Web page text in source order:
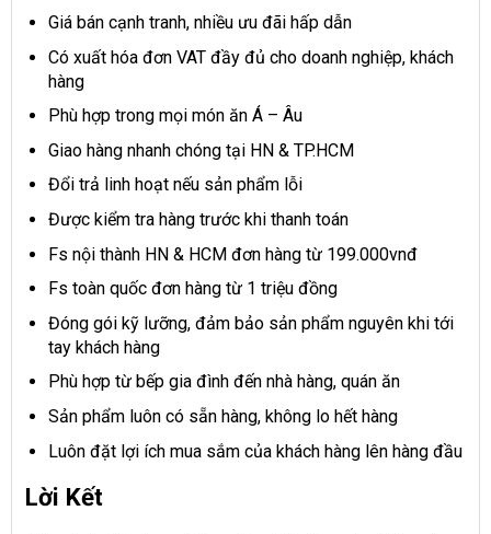
Giá bán cạnh tranh, nhiều ưu đãi hấp dẫn
Có xuất hóa đơn VAT đầy đủ cho doanh nghiệp, khách
hàng
Phù hợp trong mọi món ăn Á – Âu
Giao hàng nhanh chóng tại HN & TP.HCM
Đổi trả linh hoạt nếu sản phẩm lỗi
Được kiểm tra hàng trước khi thanh toán
Fs nội thành HN & HCM đơn hàng từ 199.000vnđ
Fs toàn quốc đơn hàng từ 1 triệu đồng
Đóng gói kỹ lưỡng, đảm bảo sản phẩm nguyên khi tới
tay khách hàng
Phù hợp từ bếp gia đình đến nhà hàng, quán ăn
Sản phẩm luôn có sẵn hàng, không lo hết hàng
Luôn đặt lợi ích mua sắm của khách hàng lên hàng đầu
Lời Kết